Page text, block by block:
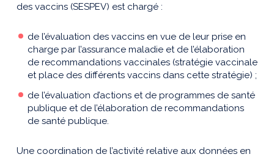
des vaccins (SESPEV) est chargé :
de l’évaluation des vaccins en vue de leur prise en
charge par l’assurance maladie et de l’élaboration
de recommandations vaccinales (stratégie vaccinale
et place des différents vaccins dans cette stratégie) ;
de l’évaluation d’actions et de programmes de santé
publique et de l’élaboration de recommandations
de santé publique.
Une coordination de l’activité relative aux données en